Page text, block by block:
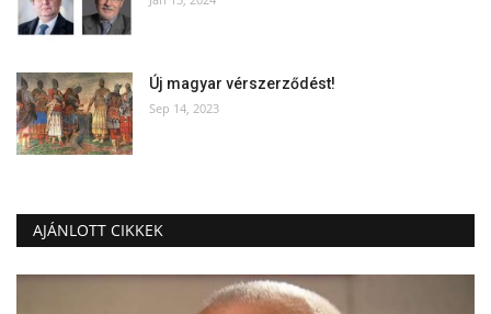
Új magyar vérszerződést!
Sep 14, 2023
AJÁNLOTT CIKKEK